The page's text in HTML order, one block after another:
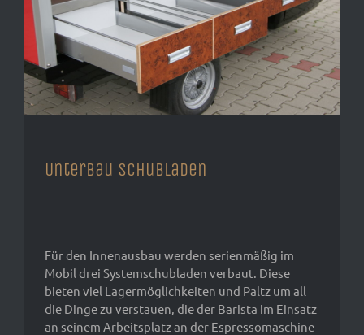
Unterbau Schubladen
Für den Innenausbau werden serienmäßig im
Mobil drei Systemschubladen verbaut. Diese
bieten viel Lagermöglichkeiten und Paltz um all
die Dinge zu verstauen, die der Barista im Einsatz
an seinem Arbeitsplatz an der Espressomaschine